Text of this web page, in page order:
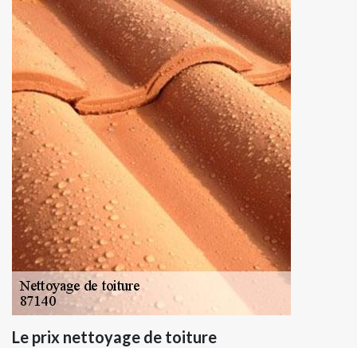
Le prix nettoyage de toiture